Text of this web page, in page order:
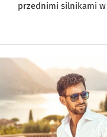
przednimi silnikami w